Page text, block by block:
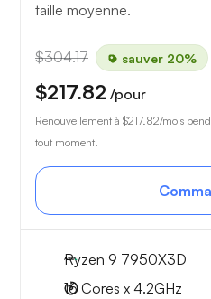
taille moyenne.
$304.17 sauver 20%
$217.82 /pour
Renouvellement à $217.82/mois
tout moment.
Ryzen 9 7950X3D
16 Cores x 4.2GHz